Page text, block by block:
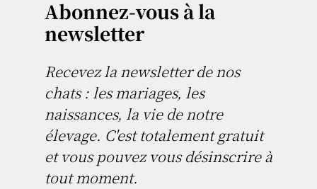
Abonnez-vous à la
newsletter
Recevez la newsletter de nos
chats : les mariages, les
naissances, la vie de notre
élevage. C'est totalement gratuit
et vous pouvez vous désinscrire à
tout moment.